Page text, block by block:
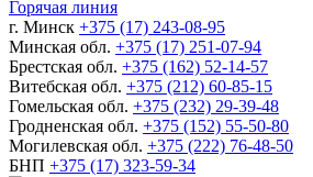
Горячая линия
г. Минск +375 (17) 243-08-95
Минская обл. +375 (17) 251-07-94
Брестская обл. +375 (162) 52-14-57
Витебская обл. +375 (212) 60-85-15
Гомельская обл. +375 (232) 29-39-48
Гродненская обл. +375 (152) 55-50-80
Могилевская обл. +375 (222) 76-48-50
БНП +375 (17) 323-59-34